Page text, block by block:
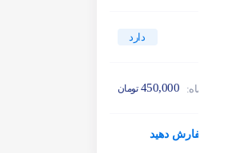
دارد
هزینه سه ماه: 450,000 تومان
سفارش دهید